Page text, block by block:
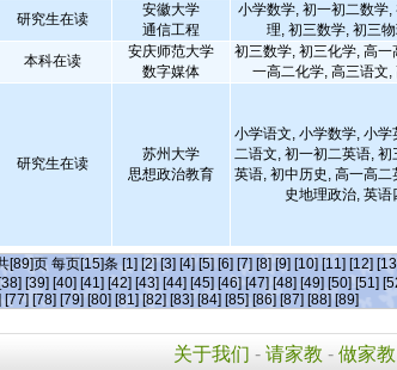
研究生在读
安徽大学
通信工程
小学数学, 初一初二数学,
理, 初三数学, 初三
本科在读
安庆师范大学
数字媒体
初三数学, 初三化学, 高一
一高二化学, 高三语文,
研究生在读
苏州大学
思想政治教育
小学语文, 小学数学, 小学
二语文, 初一初二英语, 初
英语, 初中历史, 高一高二
史地理政治, 英语
[89]页 每页[15]条 [1] [2] [3] [4] [5] [6] [7] [8] [9] [10] [11] [12]
[38] [39] [40] [41] [42] [43] [44] [45] [46] [47] [48] [49] [50] [51]
[77] [78] [79] [80] [81] [82] [83] [84] [85] [86] [87] [88] [89]
关于我们 - 请家教 - 做家教